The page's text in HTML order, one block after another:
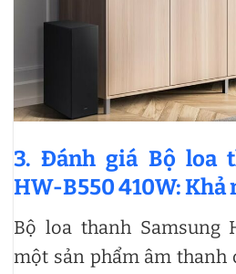
3. Đánh giá Bộ loa
HW-B550 410W: Khả
Bộ loa thanh Samsung
một sản phẩm âm thanh